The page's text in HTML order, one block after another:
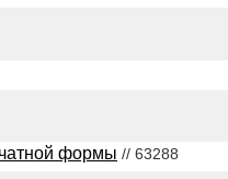
формы // 63288